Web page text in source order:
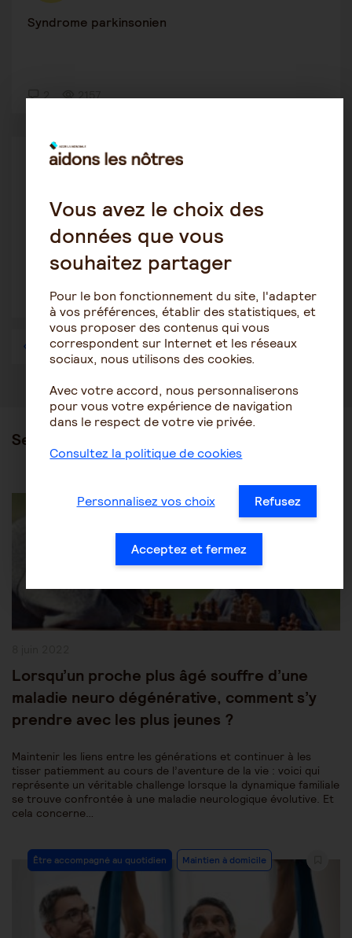
Syndrome parkinsonien
2 2157
Idées d'activités pour les personnes âgées
1654
1 … 22 23 24 25 26 27 28 … 36
Ses articles
Category:
Lorsqu’un proche plus âgé souffre d’une
maladie neuro dégénérative, comment s’y
prendre avec les plus jeunes ?
Maintenir les liens entre les générations et continuer à les
tisser patiemment au cours de l’aventure de la vie : voici qui
représente un véritable challenge lorsque la dynamique familiale
se trouve confrontée à une maladie neurologique évolutive. Et
cela concerne…
Post
Category:
Être accompagné au quotidien Maintien à domicile
Vous avez le choix des
données que vous
souhaitez partager
Pour le bon fonctionnement du site, l'adapter
à vos préférences, établir des statistiques, et
vous proposer des contenus qui vous
correspondent sur Internet et les réseaux
sociaux, nous utilisons des cookies.
Avec votre accord, nous personnaliserons
pour vous votre expérience de navigation
dans le respect de votre vie privée.
Consultez la politique de cookies
Personnalisez vos choix Refusez
Acceptez et fermez